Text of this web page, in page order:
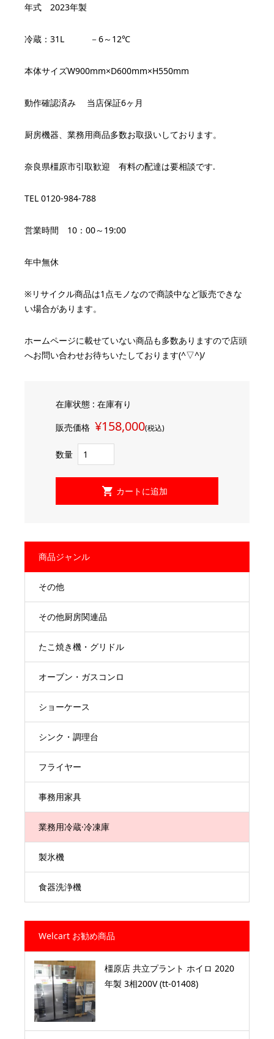
年式 2023年製
冷蔵：31L －6～12℃
本体サイズW900mm×D600mm×H550mm
動作確認済み 当店保証6ヶ月
厨房機器、業務用商品多数お取扱いしております。
奈良県橿原市引取歓迎 有料の配達は要相談です.
TEL 0120-984-788
営業時間 10：00～19:00
年中無休
※リサイクル商品は1点モノなので商談中など販売できな
い場合があります。
ホームページに載せていない商品も多数ありますので店頭
へお問い合わせお待ちいたしております(^▽^)/
在庫状態 : 在庫有り
販売価格 ¥158,000(税込)
数量
商品ジャンル
その他
その他厨房関連品
たこ焼き機・グリドル
オーブン・ガスコンロ
ショーケース
シンク・調理台
フライヤー
事務用家具
業務用冷蔵·冷凍庫
製氷機
食器洗浄機
Welcart お勧め商品
橿原店 共立プラント ホイロ 2020
年製 3相200V (tt-01408)